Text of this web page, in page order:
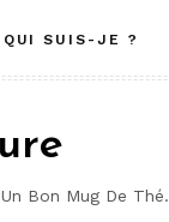
QUI SUIS-JE ?
Bon Mug De Thé.